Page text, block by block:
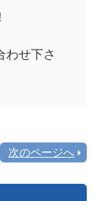
せ下さ
次のページへ